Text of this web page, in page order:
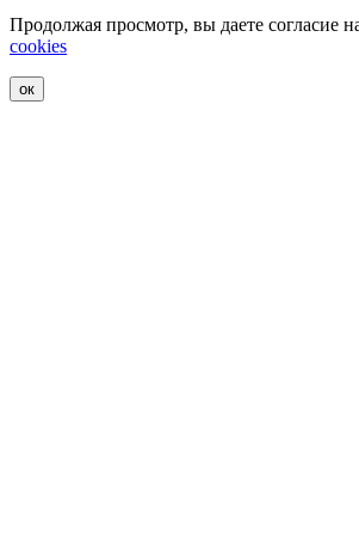
Продолжая просмотр, вы даете согласие
cookies
ок